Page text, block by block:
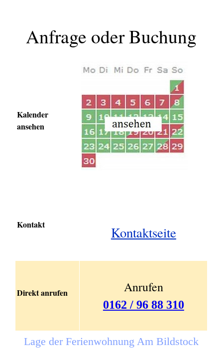
Anfrage oder Buchung
Kalender
ansehen
Kontakt Kontaktseite
Direkt anrufen Anrufen
0162 / 96 88 310
Lage der Ferienwohnung Am Bildstock